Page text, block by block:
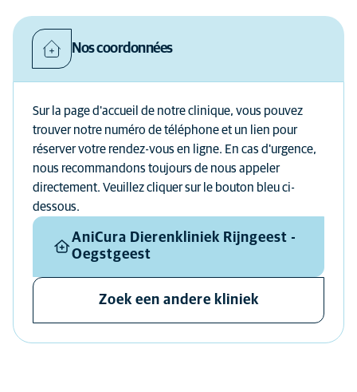
Nos coordonnées
Sur la page d'accueil de notre clinique, vous pouvez
trouver notre numéro de téléphone et un lien pour
réserver votre rendez-vous en ligne. En cas d'urgence,
nous recommandons toujours de nous appeler
directement. Veuillez cliquer sur le bouton bleu ci-
dessous.
AniCura Dierenkliniek Rijngeest -
Oegstgeest
Zoek een andere kliniek